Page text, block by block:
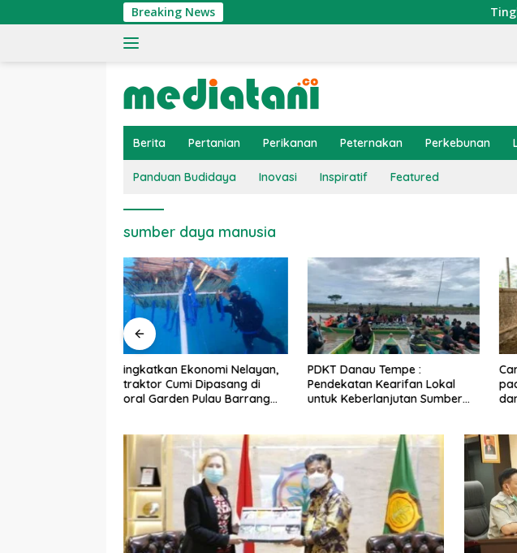
ke
Breaking News
Berita Pertanian Perikanan Peternakan Perkebunan
Panduan Budidaya Inovasi Inspiratif Featured
sumber daya manusia
PDKT Danau Tempe :
Pendekatan Kearifan Lokal
untuk Keberlanjutan Sumber
Cara Mengatasi Penyakit PMK
pada Sapi Perah Secara Alami
dan Medis